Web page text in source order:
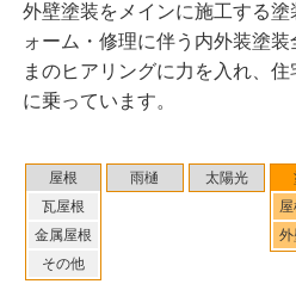
屋根
瓦屋根
金属屋根
その他
雨樋 太陽光
外
外壁塗装をメインに施工する
ォーム・修理に伴う内外装塗
まのヒアリングに力を入れ、
に乗っています。